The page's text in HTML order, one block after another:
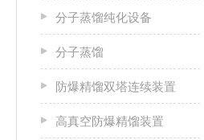
分子蒸馏纯化设备
分子蒸馏
防爆精馏双塔连续装置
高真空防爆精馏装置